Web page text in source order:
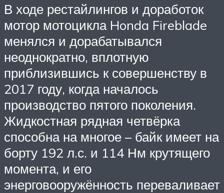
В ходе рестайлингов и доработок
мотор мотоцикла Honda Fireblade
менялся и дорабатывался
неоднократно, вплотную
приблизившись к совершенству в
2017 году, когда началось
производство пятого поколения.
Жидкостная рядная четвёрка
способна на многое – байк имеет на
борту 192 л.с. и 114 Нм крутящего
момента, и его
энерговооружённость переваливает